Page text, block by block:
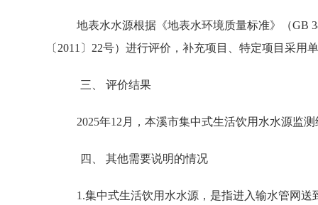
地表水水源根据《地表水环境质量标准》（GB
〔2011〕22号）进行评价，补充项目、特定项目采用
三、 评价结果
2025年12月，本溪市集中式生活饮用水水源监
四、 其他需要说明的情况
1.集中式生活饮用水水源，是指进入输水管网